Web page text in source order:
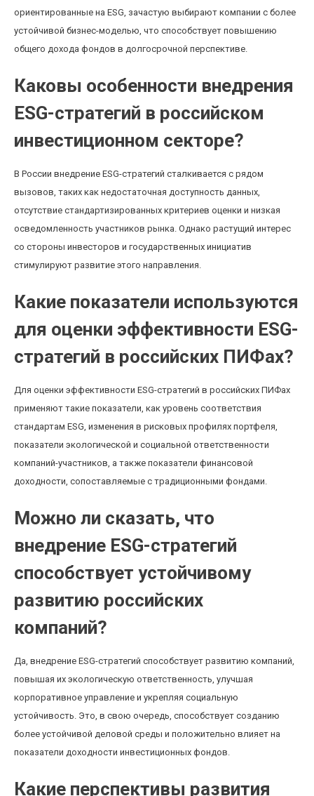
ориентированные на ESG, зачастую выбирают компании с более
устойчивой бизнес-моделью, что способствует повышению
общего дохода фондов в долгосрочной перспективе.
Каковы особенности внедрения
ESG-стратегий в российском
инвестиционном секторе?
В России внедрение ESG-стратегий сталкивается с рядом
вызовов, таких как недостаточная доступность данных,
отсутствие стандартизированных критериев оценки и низкая
осведомленность участников рынка. Однако растущий интерес
со стороны инвесторов и государственных инициатив
стимулируют развитие этого направления.
Какие показатели используются
для оценки эффективности ESG-
стратегий в российских ПИФах?
Для оценки эффективности ESG-стратегий в российских ПИФах
применяют такие показатели, как уровень соответствия
стандартам ESG, изменения в рисковых профилях портфеля,
показатели экологической и социальной ответственности
компаний-участников, а также показатели финансовой
доходности, сопоставляемые с традиционными фондами.
Можно ли сказать, что
внедрение ESG-стратегий
способствует устойчивому
развитию российских
компаний?
Да, внедрение ESG-стратегий способствует развитию компаний,
повышая их экологическую ответственность, улучшая
корпоративное управление и укрепляя социальную
устойчивость. Это, в свою очередь, способствует созданию
более устойчивой деловой среды и положительно влияет на
показатели доходности инвестиционных фондов.
Какие перспективы развития